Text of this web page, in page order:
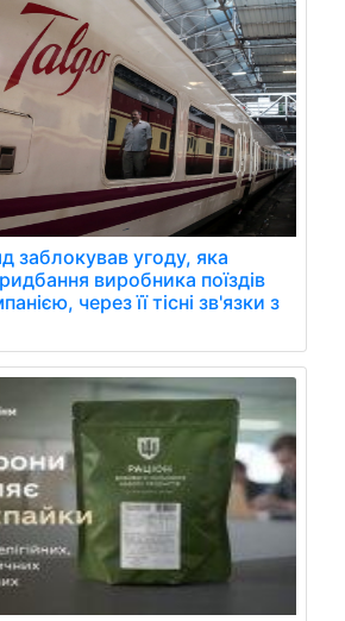
заблокував угоду, яка
виробника поїздів
через її тісні зв'язки з